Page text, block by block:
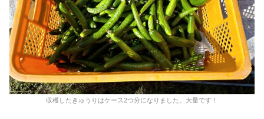
収穫したきゅうりはケース2つ分になりました。大量です！